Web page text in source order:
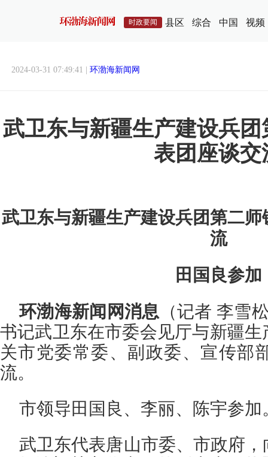
时政要闻 县区 综合 中国 视频
2024-03-31 07:49:41 | 环渤海新闻网
武卫东与新疆生产建设兵
表团座谈交
武卫东与新疆生产建设兵团第二
流
田国良参加
环渤海新闻网消息 （记者 李雪
书记武卫东在市委会见厅与新疆
关市党委常委、副政委、宣传部
流。
市领导田国良、李丽、陈宇参加
武卫东代表唐山市委、市政府